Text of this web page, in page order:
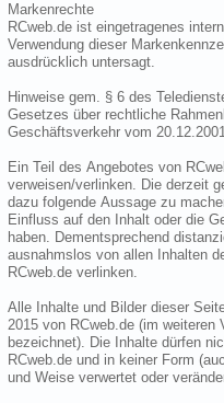
Markenrechte
RCweb.de ist eingetragenes
Verwendung dieser
ausdrücklich untersagt.
Hinweise gem. § 6 des
Gesetzes über rechtliche
Geschäftsverkehr vom
Ein Teil des Angebotes von
verweisen/verlinken. Die derzeit
dazu folgende Aussage zu
Einfluss auf den Inhalt oder die
haben. Dementsprechend
ausnahmslos von allen Inhalten
RCweb.de verlinken.
Alle Inhalte und Bilder dieser
2015 von RCweb.de (im weiteren
bezeichnet). Die Inhalte dürfen
RCweb.de und in keiner Form
und Weise verwertet oder